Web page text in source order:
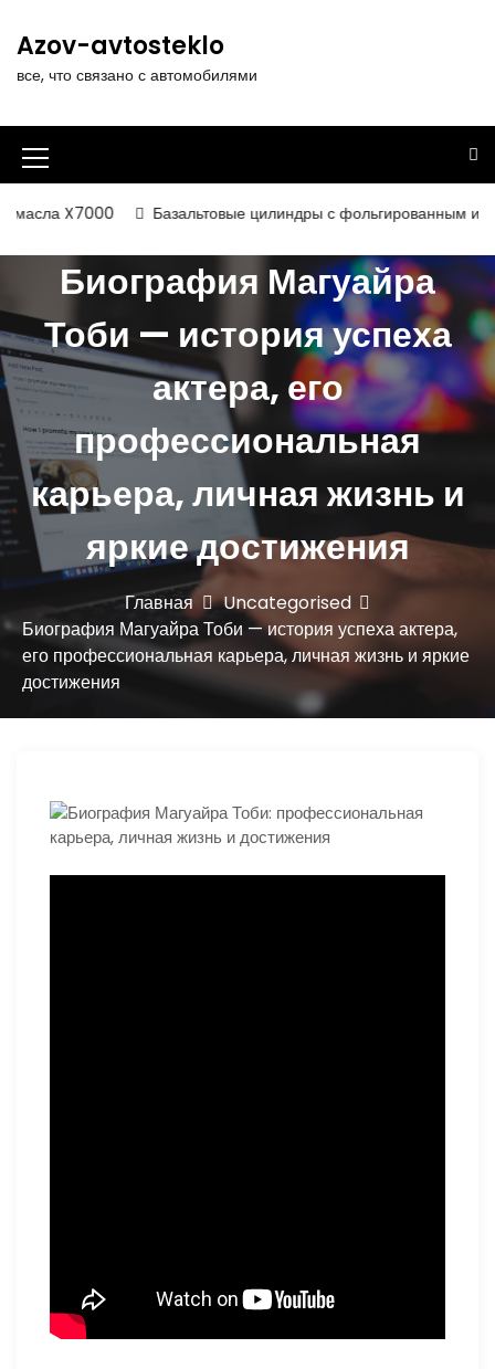
т
к
д
ж
и
м
о
у
Azov-avtosteklo
все, что связано с автомобилями
И
к
о
к
а
м
е
н
ю
Базальтовые цилиндры с фольгированным и
Биография Магуайра
Тоби — история успеха
актера, его
профессиональная
карьера, личная жизнь и
яркие достижения
Главная
Uncategorised
Биография Магуайра Тоби — история успеха актера,
его профессиональная карьера, личная жизнь и яркие
достижения